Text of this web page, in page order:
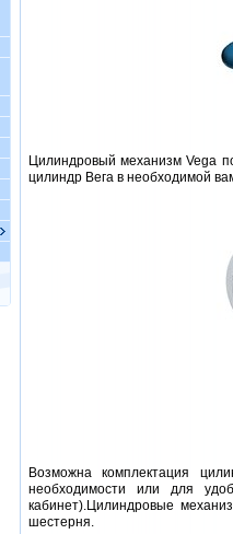
Цилиндровый механизм Vega
цилиндр Вега в необходимой
Возможна комплектация
необходимости или для
кабинет).Цилиндровые
шестерня.